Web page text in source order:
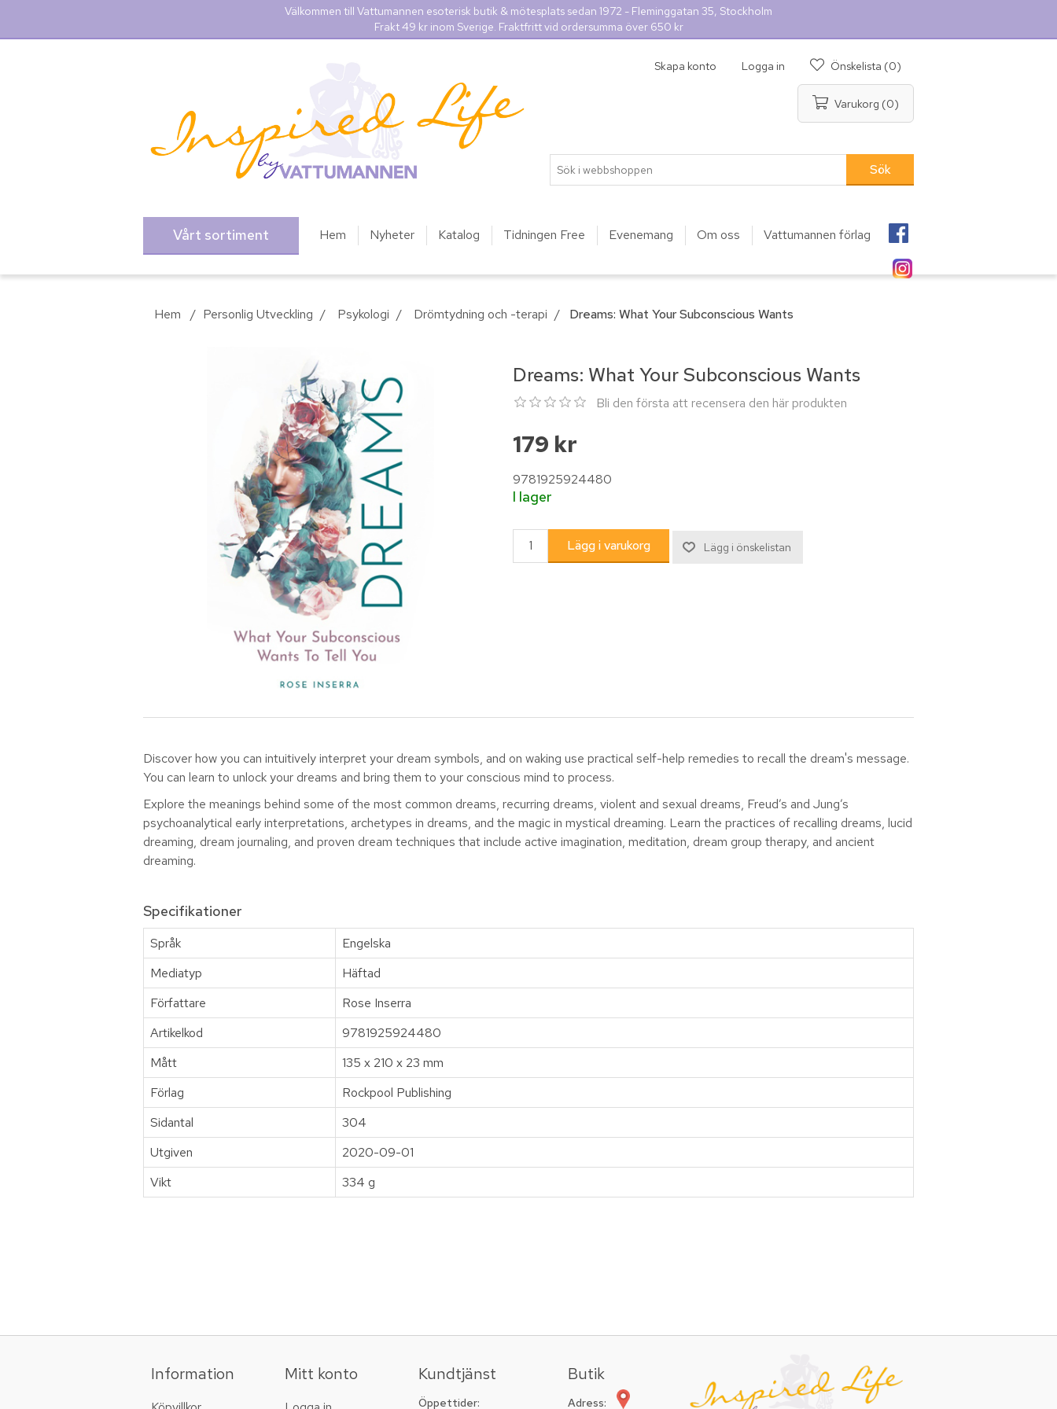
Välkommen till Vattumannen esoterisk butik & mötesplats sedan 1972 - Fleminggatan 35, Stockholm
Frakt 49 kr inom Sverige. Fraktfritt vid ordersumma över 650 kr
Skapa konto Logga in Önskelista (0)
Varukorg (0)
Vårt sortiment Hem Nyheter Katalog Tidningen Free Evenemang Om oss Vattumannen förlag
Hem / Personlig Utveckling / Psykologi / Drömtydning och -terapi / Dreams: What Your Subconscious Wants
Dreams: What Your Subconscious Wants
Bli den första att recensera den här produkten
179 kr
9781925924480
I lager
Discover how you can intuitively interpret your dream symbols, and on waking use practical self-help remedies to recall the dream's message.
You can learn to unlock your dreams and bring them to your conscious mind to process.
Explore the meanings behind some of the most common dreams, recurring dreams, violent and sexual dreams, Freud’s and Jung’s
psychoanalytical early interpretations, archetypes in dreams, and the magic in mystical dreaming. Learn the practices of recalling dreams, lucid
dreaming, dream journaling, and proven dream techniques that include active imagination, meditation, dream group therapy, and ancient
dreaming.
Specifikationer
Språk
Engelska
Mediatyp
Häftad
Författare
Rose Inserra
Artikelkod
9781925924480
Mått
135 x 210 x 23 mm
Förlag
Rockpool Publishing
Sidantal
304
Utgiven
2020-09-01
Vikt
334 g
Information Mitt konto Kundtjänst
Öppettider:
Butik
Adress: